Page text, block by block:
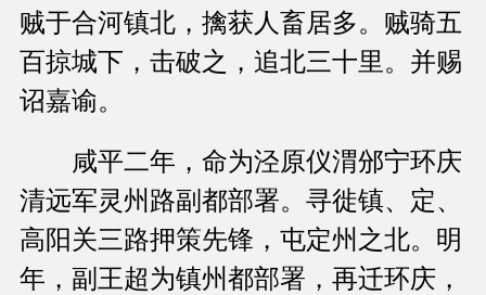
贼于合河镇北，擒获人畜居多。贼骑五
百掠城下，击破之，追北三十里。并赐
诏嘉谕。
咸平二年，命为泾原仪渭邠宁环庆
清远军灵州路副都部署。寻徙镇、定、
高阳关三路押策先锋，屯定州之北。明
年，副王超为镇州都部署，再迁环庆，